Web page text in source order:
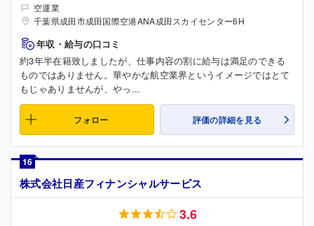
空運業
千葉県成田市成田国際空港ANA成田スカイセンター6H
年収・給与の口コミ
約3年半在籍致しましたが、仕事内容の割に給与は満足のできる
ものではありません。華やかな航空業界というイメージではとて
もじゃありませんが、やっ...
フォロー 評価の詳細を見る
16
株式会社日産フィナンシャルサービス
3.6